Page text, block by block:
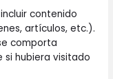
contenido
artículos, etc.).
comporta
hubiera visitado